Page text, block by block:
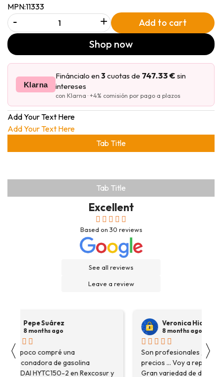
MPN:11333
- + Add to cart
Shop now
Klarna
Fináncialo en3 cuotas de 747.33 € sin
intereses
con Klarna · +4% comisión por pago a plazos
Add Your Text Here
Add Your Text Here
Tab Title
Tab Title
Excellent
Based on 30 reviews
See all reviews
Leave a review
〈
Pepe Suárez
8 months ago
Hace poco compré una
destoconadora de gasolina
HYUNDAI HYTC150-2 en Rexcosur y
Veronica Hidalgo
8 months ago
Son profesionales ,
precios ... Voy a repetir
Gran variedad de
〉